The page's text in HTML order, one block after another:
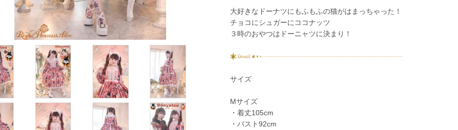
大好きなドーナツにもふもふの猫がはまっちゃった！
チョコにシュガーにココナッツ
３時のおやつはドーニャツに決まり！
サイズ
Mサイズ
・着丈105cm
・バスト92cm